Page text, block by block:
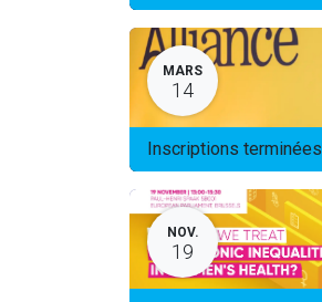
MARS
14
Inscriptions terminées
NOV.
19